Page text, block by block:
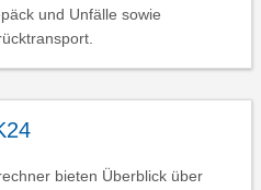
und Unfälle sowie
bieten Überblick über